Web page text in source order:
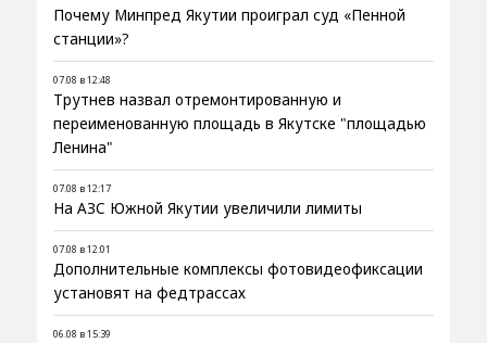
Почему Минпред Якутии проиграл суд «Пенной
станции»?
07.08 в 12:48
Трутнев назвал отремонтированную и
переименованную площадь в Якутске "площадью
Ленина"
07.08 в 12:17
На АЗС Южной Якутии увеличили лимиты
07.08 в 12:01
Дополнительные комплексы фотовидеофиксации
установят на федтрассах
06.08 в 15:39